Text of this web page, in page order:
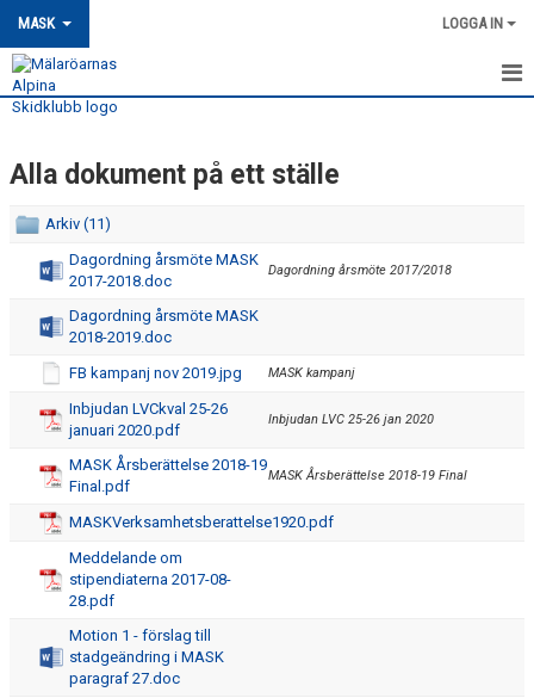
MASK LOGGA IN
MASK-NYHETER
OM MASK
KLUBBINFO
FÖRENINGSSTRUKTUR
ALLA DOKUMENT PÅ ETT STÄLLE
INTEGRITETSPOLICY
MEDLEMSSKAP
KONTAKT
TRÄNING
TÄVLING
Alla dokument på ett ställe
Arkiv (11)
Dagordning årsmöte MASK
2017-2018.doc
Dagordning årsmöte 2017/2018
Dagordning årsmöte MASK
2018-2019.doc
FB kampanj nov 2019.jpg
MASK kampanj
Inbjudan LVCkval 25-26
januari 2020.pdf
Inbjudan LVC 25-26 jan 2020
MASK Årsberättelse 2018-19
Final.pdf
MASK Årsberättelse 2018-19 Final
MASKVerksamhetsberattelse1920.pdf
Meddelande om
stipendiaterna 2017-08-
28.pdf
Motion 1 - förslag till
stadgeändring i MASK
paragraf 27.doc